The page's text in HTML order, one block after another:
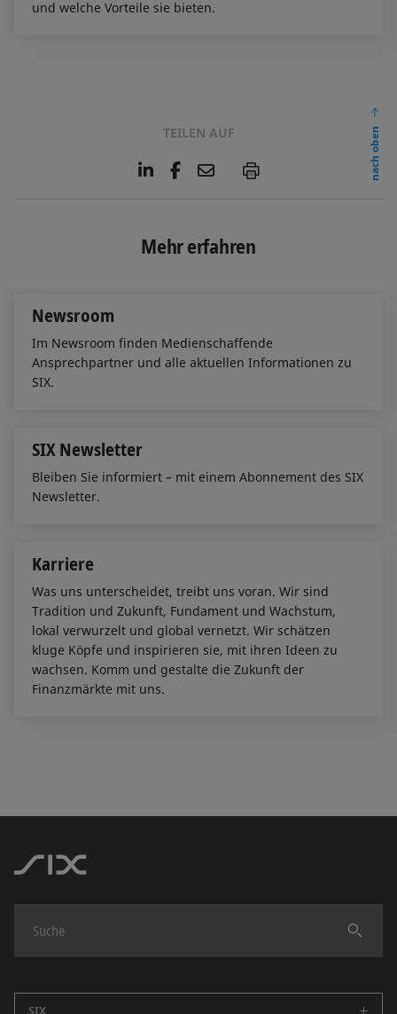
und welche Vorteile sie bieten.
TEILEN AUF
L
e
d
F
o
E
l
P
nach oben
Mehr erfahren
Newsroom
Im Newsroom finden Medienschaffende
Ansprechpartner und alle aktuellen Informationen zu
SIX.
SIX Newsletter
Bleiben Sie informiert – mit einem Abonnement des SIX
Newsletter.
Karriere
Was uns unterscheidet, treibt uns voran. Wir sind
Tradition und Zukunft, Fundament und Wachstum,
lokal verwurzelt und global vernetzt. Wir schätzen
kluge Köpfe und inspirieren sie, mit ihren Ideen zu
wachsen. Komm und gestalte die Zukunft der
Finanzmärkte mit uns.
Finden